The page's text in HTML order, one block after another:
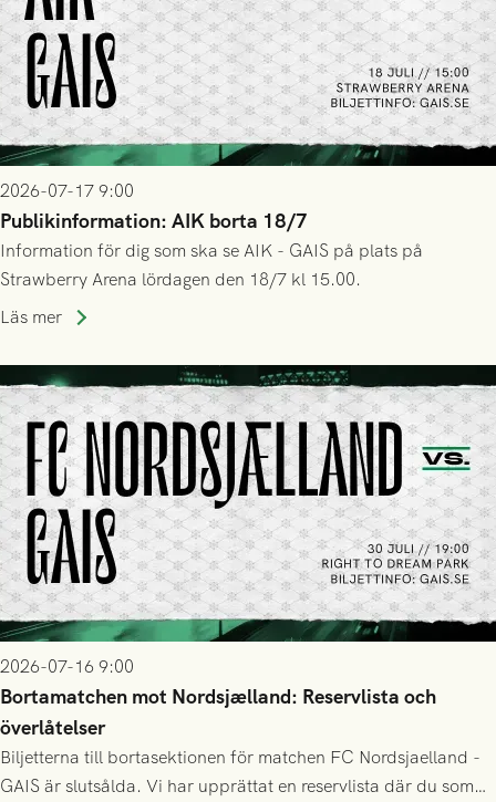
2026-07-17 9:00
Publikinformation: AIK borta 18/7
Information för dig som ska se AIK - GAIS på plats på
Strawberry Arena lördagen den 18/7 kl 15.00.
Läs mer
2026-07-16 9:00
Bortamatchen mot Nordsjælland: Reservlista och
överlåtelser
Biljetterna till bortasektionen för matchen FC Nordsjaelland -
GAIS är slutsålda. Vi har upprättat en reservlista där du som